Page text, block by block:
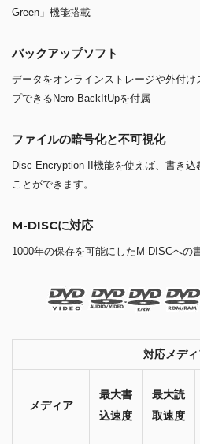
Green」機能搭載
バックアップソフト
データをオンラインストレージや外付
プできるNero BackItUpを付属
ファイルの暗号化と不可視化
Disc Encryption II機能を使えば、書き込
ことができます。
M-DISCに対応
1000年の保存を可能にしたM-DISCへの
対応メデ
メディア
最大書
込速度
最大読
取速度